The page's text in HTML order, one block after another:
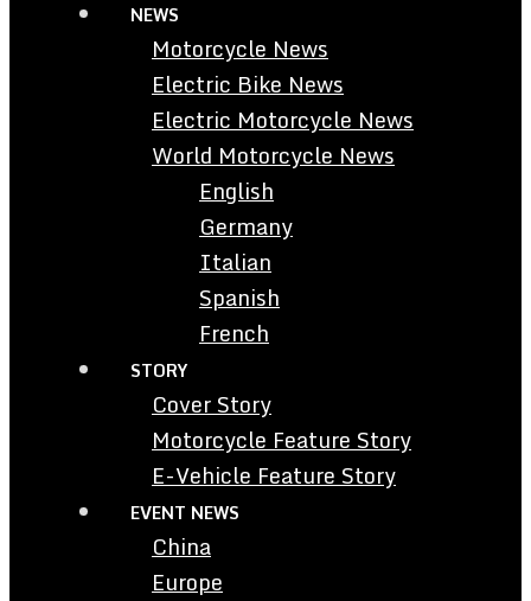
NEWS
Motorcycle News
Electric Bike News
Electric Motorcycle News
World Motorcycle News
English
Germany
Italian
Spanish
French
STORY
Cover Story
Motorcycle Feature Story
E-Vehicle Feature Story
EVENT NEWS
China
Europe